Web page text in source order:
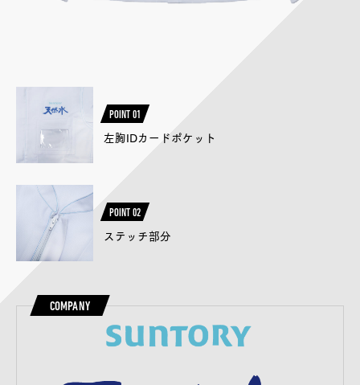
POINT 01
左胸IDカードポケット
POINT 02
ステッチ部分
COMPANY